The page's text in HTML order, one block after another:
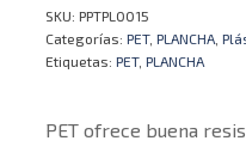
SKU: PPTPL0015
Categorías: PET, PLANCHA
Etiquetas: PET, PLANCHA
PET ofrece buena